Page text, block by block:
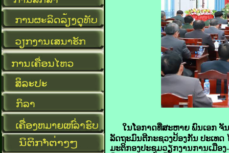
ໃນໂອກາດທີ່ສະຫາຍ ພົນເອກ
ລັດຖະມົນຕີກະຊວງປ້ອງກັນ ປະເທດ
ມະຕິກອງປະຊຸມວຽກງານການເມືອງ